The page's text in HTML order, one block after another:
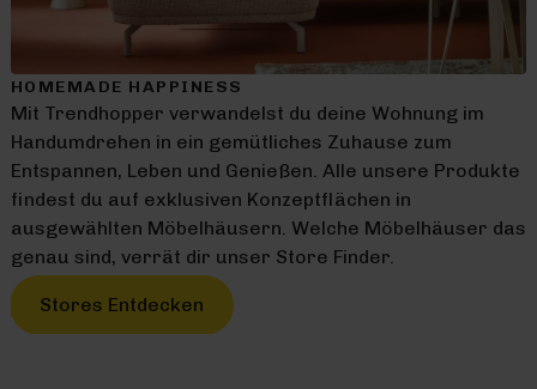
HOMEMADE HAPPINESS
Mit Trendhopper verwandelst du deine Wohnung im
Handumdrehen in ein gemütliches Zuhause zum
Entspannen, Leben und Genießen. Alle unsere Produkte
findest du auf exklusiven Konzeptflächen in
ausgewählten Möbelhäusern. Welche Möbelhäuser das
genau sind, verrät dir unser Store Finder.
Stores Entdecken